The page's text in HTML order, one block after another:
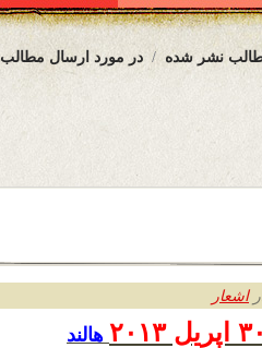
در مورد ارسال مطالب نشر شده
اشعار
۳۰ اپریل ۲۰۱۳ هالند